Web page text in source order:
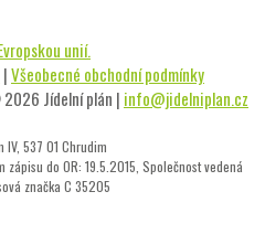
unií.
|Všeobecné obchodní podmínky
Jídelní plán | info@jidelniplan.cz
IV, 537 01 Chrudim
do OR: 19.5.2015, Společnost vedená
značka C 35205